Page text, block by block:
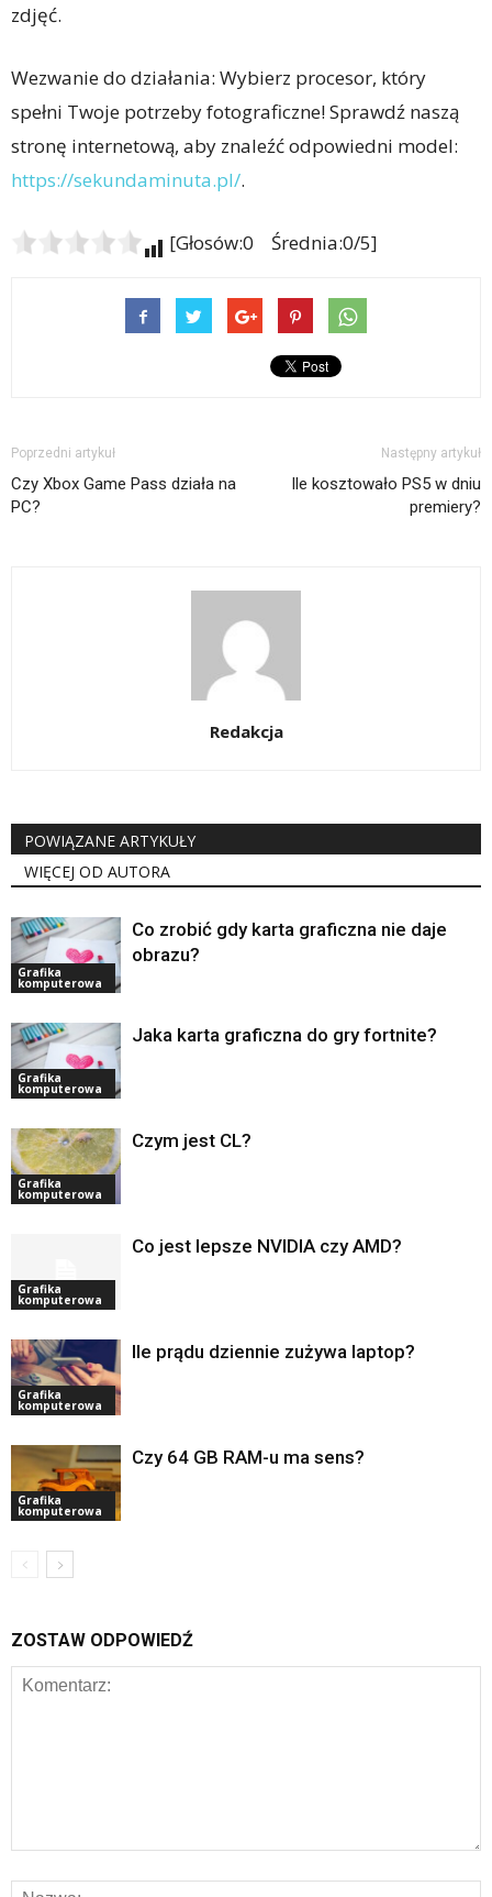
zdjęć.
Wezwanie do działania: Wybierz procesor, który
spełni Twoje potrzeby fotograficzne! Sprawdź naszą
stronę internetową, aby znaleźć odpowiedni model:
https://sekundaminuta.pl/.
[Głosów:0 Średnia:0/5]
Poprzedni artykuł
Czy Xbox Game Pass działa na
PC?
Następny artykuł
Ile kosztowało PS5 w dniu
premiery?
Redakcja
POWIĄZANE ARTYKUŁY
WIĘCEJ OD AUTORA
Grafika
komputerowa
Co zrobić gdy karta graficzna nie daje
obrazu?
Grafika
komputerowa
Jaka karta graficzna do gry fortnite?
Grafika
komputerowa
Czym jest CL?
Grafika
komputerowa
Co jest lepsze NVIDIA czy AMD?
Grafika
komputerowa
Ile prądu dziennie zużywa laptop?
Grafika
komputerowa
Czy 64 GB RAM-u ma sens?
ZOSTAW ODPOWIEDŹ